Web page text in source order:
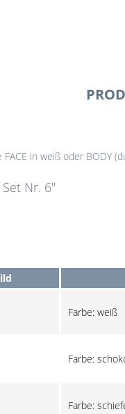
in weiß oder BODY
Nr. 6"
Farbe: weiß
Farbe:
Farbe: